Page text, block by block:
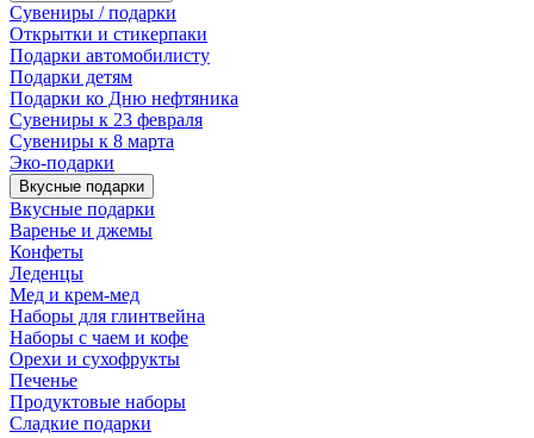
Сувениры / подарки
Открытки и стикерпаки
Подарки автомобилисту
Подарки детям
Подарки ко Дню нефтяника
Сувениры к 23 февраля
Сувениры к 8 марта
Эко-подарки
Вкусные подарки
Вкусные подарки
Варенье и джемы
Конфеты
Леденцы
Мед и крем-мед
Наборы для глинтвейна
Наборы с чаем и кофе
Орехи и сухофрукты
Печенье
Продуктовые наборы
Сладкие подарки